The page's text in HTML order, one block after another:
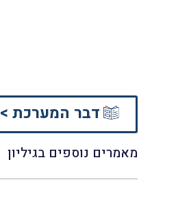
דבר המערכת >
מאמרים נוספים בגיליון